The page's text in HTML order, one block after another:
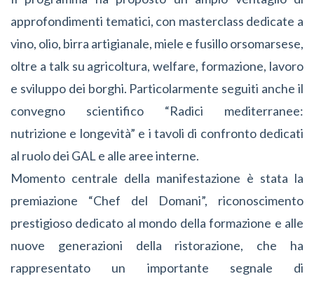
approfondimenti tematici, con masterclass dedicate a
vino, olio, birra artigianale, miele e fusillo orsomarsese,
oltre a talk su agricoltura, welfare, formazione, lavoro
e sviluppo dei borghi. Particolarmente seguiti anche il
convegno scientifico “Radici mediterranee:
nutrizione e longevità” e i tavoli di confronto dedicati
al ruolo dei GAL e alle aree interne.
Momento centrale della manifestazione è stata la
premiazione “Chef del Domani”, riconoscimento
prestigioso dedicato al mondo della formazione e alle
nuove generazioni della ristorazione, che ha
rappresentato un importante segnale di